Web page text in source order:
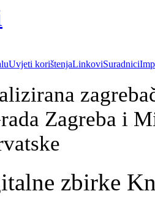
Uvjeti korištenjaLinkoviSuradnici
Zagreba i
zbirke